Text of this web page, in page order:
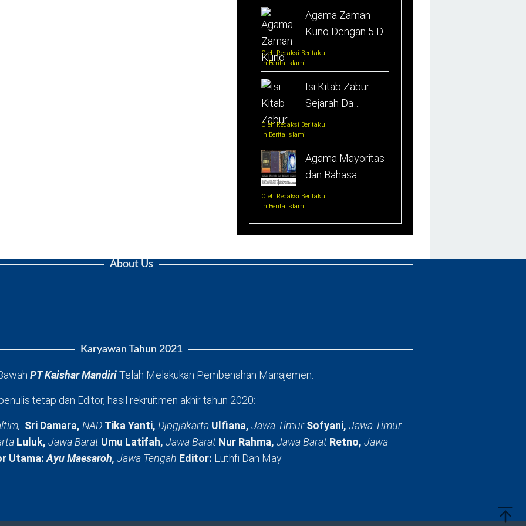
Agama Zaman
Kuno Dengan 5 D…
Oleh Redaksi Beritaku
In Berita Islami
Isi Kitab Zabur:
Sejarah Da…
Oleh Redaksi Beritaku
In Berita Islami
Agama Mayoritas
dan Bahasa …
Oleh Redaksi Beritaku
In Berita Islami
About Us
Karyawan Tahun 2021
PT Kaishar MandiriTelah Melakukan Pembenahan Manajemen.
tetap dan Editor, hasil rekruitmen akhir tahun 2020:
Sri Damara, NAD Tika Yanti, Djogjakarta Ulfiana, Jawa TimurSofyani, Jawa Timur
Luluk, Jawa Barat Umu Latifah, Jawa Barat Nur Rahma, Jawa Barat Retno, Jawa
Utama:Ayu Maesaroh, Jawa Tengah Editor: Luthfi Dan May